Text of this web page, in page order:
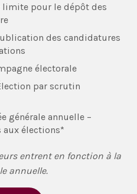
limite pour le dépôt des
des candidatures
électorale
par scrutin
générale annuelle –
aux élections*
entrent en fonction à la
annuelle.